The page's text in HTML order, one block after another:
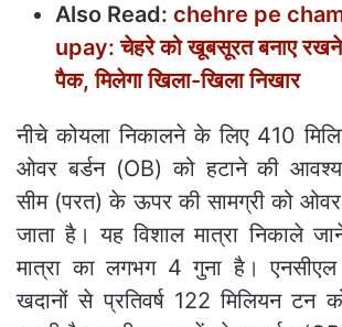
Also Read: chehre pe
upay: चेहरे को खूबसूरत बनाए
पैक, मिलेगा खिला-खिला निखार
नीचे कोयला निकालने के लिए 410
ओवर बर्डन (OB) को हटाने की
सीम (परत) के ऊपर की सामग्री को
जाता है। यह विशाल मात्रा निकाले
मात्रा का लगभग 4 गुना है।
खदानों से प्रतिवर्ष 122 मिलियन टन